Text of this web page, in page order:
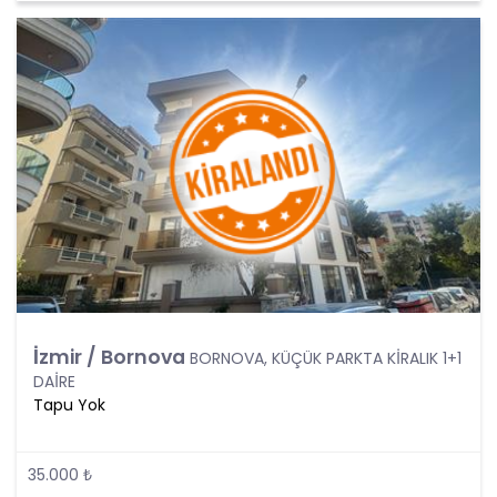
tespit edecek ve bu verileri KVKK’nundaki kurallara
uygun olarak işleyecektir.
Kişisel verilerin işlenmesi; tamamen veya kısmen
otomatik olan ya da herhangi bir veri kayıt
sisteminin parçası olmak kaydıyla otomatik
olmayan yollarla elde edilmesi, kaydedilmesi,
depolanması, muhafaza edilmesi, değiştirilmesi,
yeniden düzenlenmesi, açıklanması, aktarılması,
elde edilebilir hale getirilmesi, sınıflandırılması
veya kullanılmasının engellenmesi gibi veriler
üzerinde gerçekleştirilen her türlü işlemi
kapsamaktadır.
CB Gayrimenkul Franchising Pazarlama ve
verileri ancak ilgili kişilerin açık rızası ile işleyecektir
Ancak, aşağıdaki şartlardan herhangi birinin var
olması halinde, açık rıza aranmaksın kişisel
Kanunlarda açıkça öngörülmesi,
İzmir / Bornova BORNOVA, KÜÇÜK PARKTA KİRALIK 1+1
DAİRE
Tapu Yok
35.000 ₺